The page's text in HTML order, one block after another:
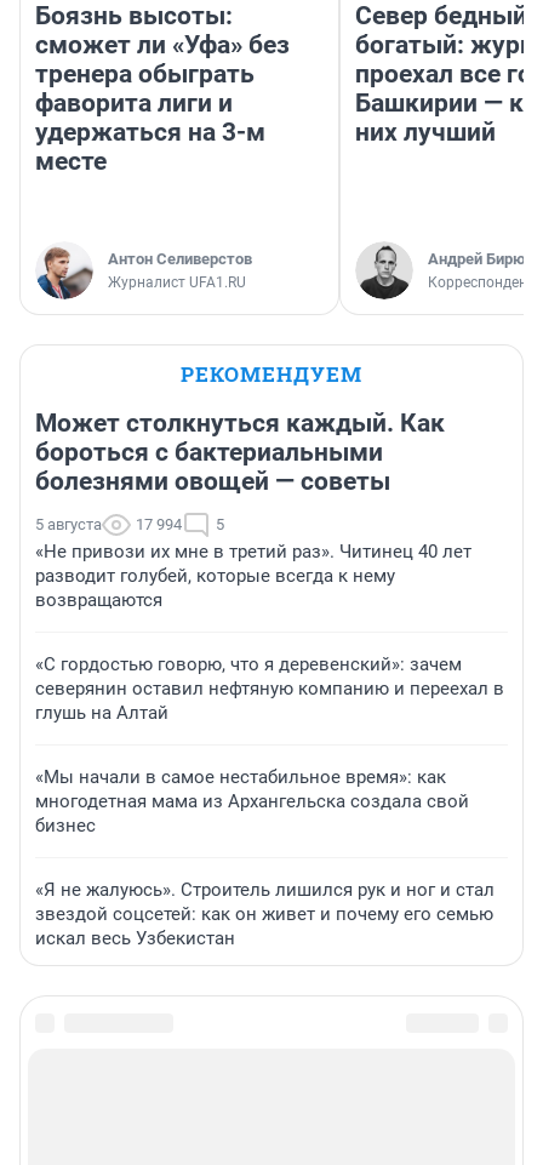
Боязнь высоты:
сможет ли «Уфа» без
тренера обыграть
фаворита лиги и
удержаться на 3-м
месте
Антон Селиверстов
Журналист UFA1.RU
Север бедный,
богатый:
проехал все
Башкирии —
них лучший
Андрей
Корреспондент
РЕКОМЕНДУЕМ
Может столкнуться каждый. Как
бороться с бактериальными
болезнями овощей — советы
5 августа 17 994 5
«Не привози их мне в третий раз». Читинец 40 лет
разводит голубей, которые всегда к нему
возвращаются
«С гордостью говорю, что я деревенский»: зачем
северянин оставил нефтяную компанию и переехал в
глушь на Алтай
«Мы начали в самое нестабильное время»: как
многодетная мама из Архангельска создала свой
бизнес
«Я не жалуюсь». Строитель лишился рук и ног и стал
звездой соцсетей: как он живет и почему его семью
искал весь Узбекистан